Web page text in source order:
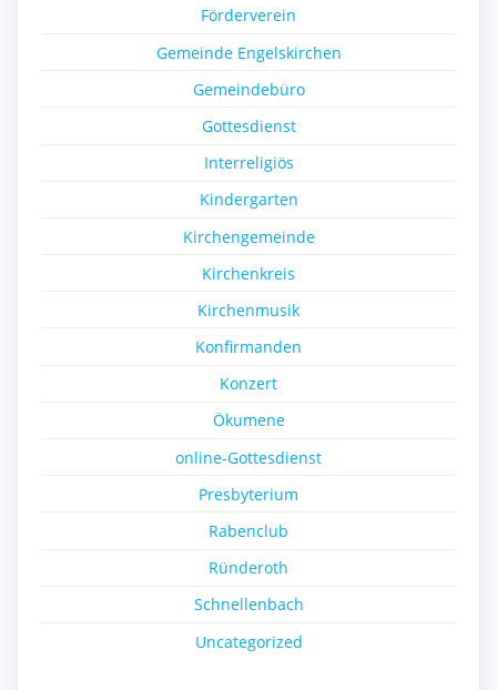
Förderverein
Gemeinde Engelskirchen
Gemeindebüro
Gottesdienst
Interreligiös
Kindergarten
Kirchengemeinde
Kirchenkreis
Kirchenmusik
Konfirmanden
Konzert
Ökumene
online-Gottesdienst
Presbyterium
Rabenclub
Ründeroth
Schnellenbach
Uncategorized